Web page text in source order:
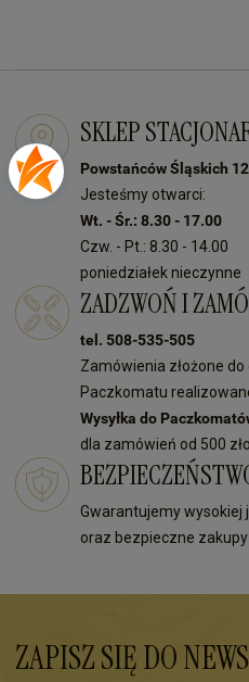
SKLEP
Powstańców Śląskich
Jesteśmy otwarci:
Wt. - Śr.: 8.30 - 17.00
Czw. - Pt.: 8.30 - 14.00
poniedziałek nieczynne
ZADZWOŃ I
tel. 508-535-505
Zamówienia złożone do
Paczkomatu
Wysyłka do
dla zamówień od 500
Gwarantujemy
oraz bezpieczne
ZAPISZ SIĘ DO